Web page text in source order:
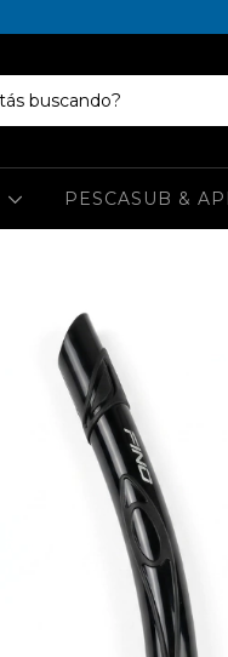
PESCASUB &